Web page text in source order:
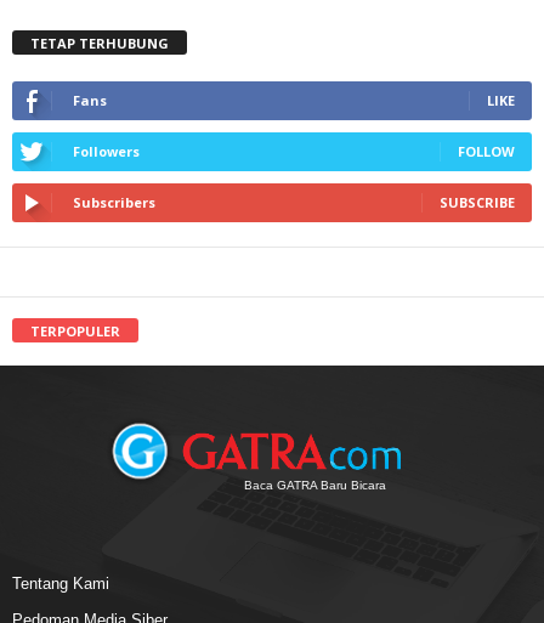
TETAP TERHUBUNG
Fans LIKE
Followers FOLLOW
Subscribers SUBSCRIBE
TERPOPULER
Baca GATRA Baru Bicara
Tentang Kami